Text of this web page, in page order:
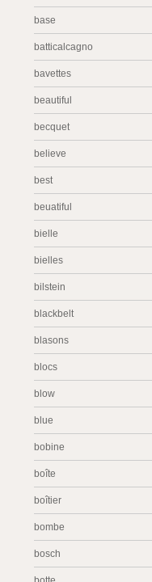
base
batticalcagno
bavettes
beautiful
becquet
believe
best
beuatiful
bielle
bielles
bilstein
blackbelt
blasons
blocs
blow
blue
bobine
boîte
boîtier
bombe
bosch